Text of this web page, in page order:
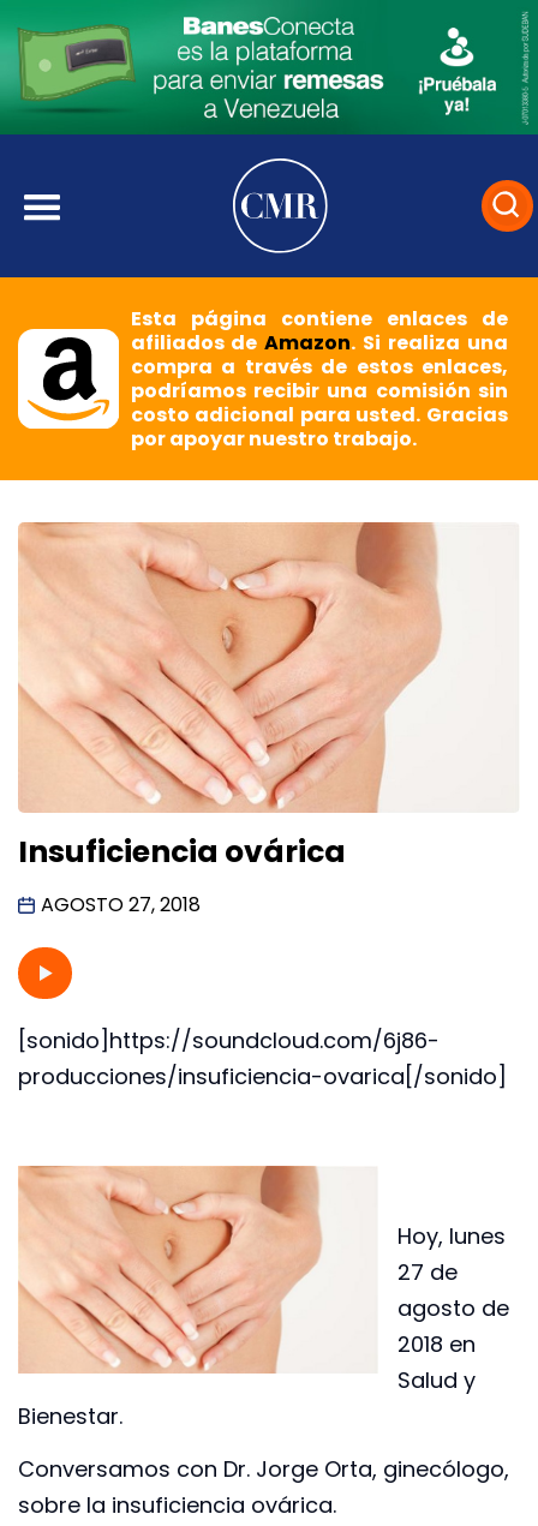
Esta página contiene enlaces de
afiliados deAmazon. Si realiza una
compra a través de estos enlaces,
podríamos recibir una comisión sin
costo adicional para usted. Gracias
por apoyar nuestro trabajo.
Insuficiencia ovárica
AGOSTO 27, 2018
[sonido]https://soundcloud.com/6j86-
producciones/insuficiencia-ovarica[/sonido]
Hoy, lunes
27 de
agosto de
2018 en
Salud y
Bienestar.
Conversamos con Dr. Jorge Orta, ginecólogo,
sobre la insuficiencia ovárica.